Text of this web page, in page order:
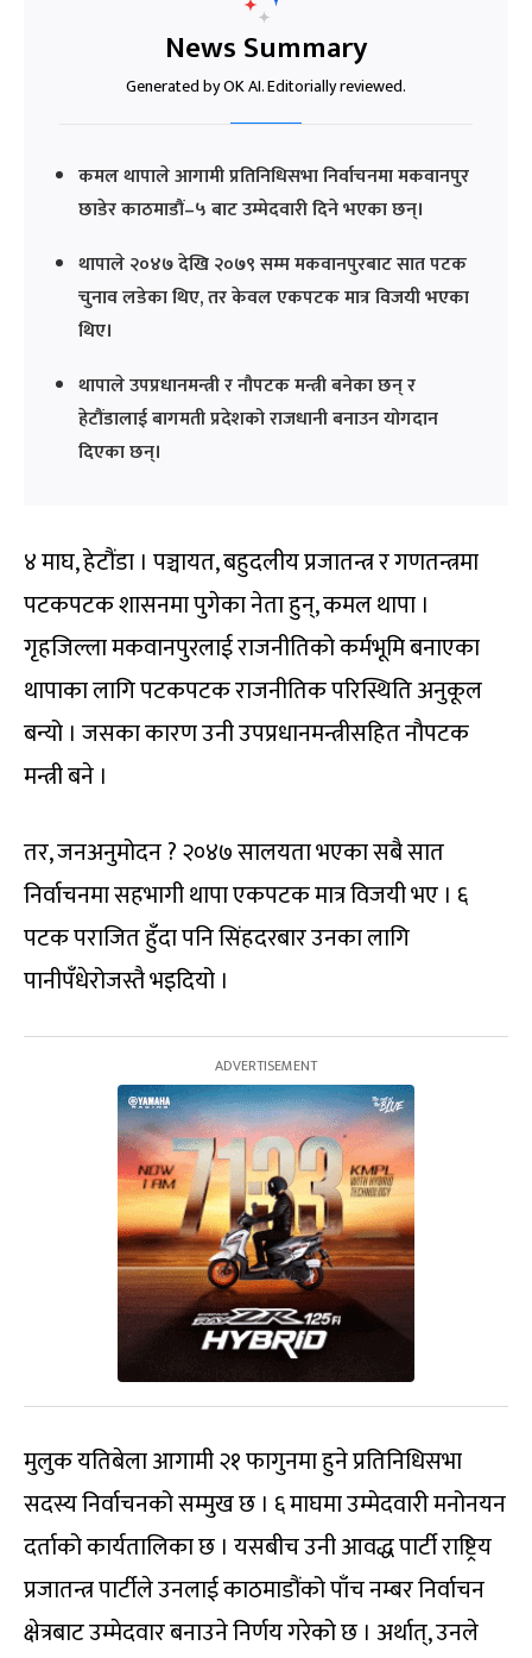
News Summary
Generated by OK AI. Editorially reviewed.
कमल थापाले आगामी प्रतिनिधिसभा निर्वाचनमा मकवानपुर
छाडेर काठमाडौं–५ बाट उम्मेदवारी दिने भएका छन्।
थापाले २०४७ देखि २०७९ सम्म मकवानपुरबाट सात पटक
चुनाव लडेका थिए, तर केवल एकपटक मात्र विजयी भएका
थिए।
थापाले उपप्रधानमन्त्री र नौपटक मन्त्री बनेका छन् र
हेटौंडालाई बागमती प्रदेशको राजधानी बनाउन योगदान
दिएका छन्।
४ माघ, हेटौंडा । पञ्चायत, बहुदलीय प्रजातन्त्र र गणतन्त्रमा
पटकपटक शासनमा पुगेका नेता हुन्, कमल थापा ।
गृहजिल्ला मकवानपुरलाई राजनीतिको कर्मभूमि बनाएका
थापाका लागि पटकपटक राजनीतिक परिस्थिति अनुकूल
बन्यो । जसका कारण उनी उपप्रधानमन्त्रीसहित नौपटक
मन्त्री बने ।
तर, जनअनुमोदन ? २०४७ सालयता भएका सबै सात
निर्वाचनमा सहभागी थापा एकपटक मात्र विजयी भए । ६
पटक पराजित हुँदा पनि सिंहदरबार उनका लागि
पानीपँधेरोजस्तै भइदियो ।
मुलुक यतिबेला आगामी २१ फागुनमा हुने प्रतिनिधिसभा
सदस्य निर्वाचनको सम्मुख छ । ६ माघमा उम्मेदवारी मनोनयन
दर्ताको कार्यतालिका छ । यसबीच उनी आवद्ध पार्टी राष्ट्रिय
प्रजातन्त्र पार्टीले उनलाई काठमाडौंको पाँच नम्बर निर्वाचन
क्षेत्रबाट उम्मेदवार बनाउने निर्णय गरेको छ । अर्थात्, उनले